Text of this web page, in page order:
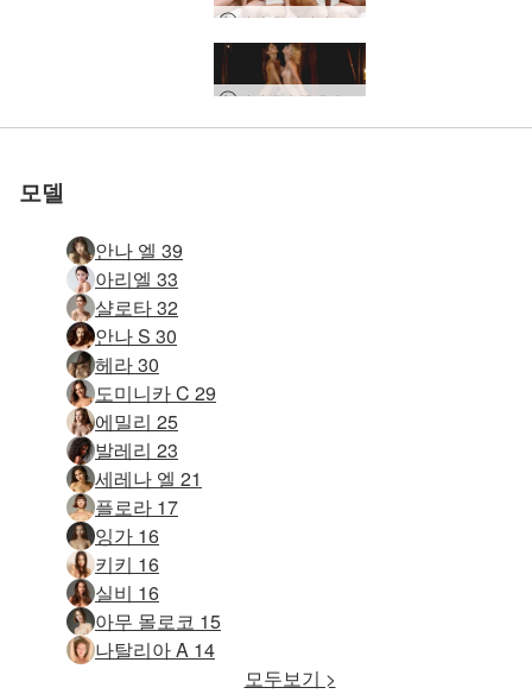
아리엘, 마리카, 멜레나 마리아 알몸 트로피컬 트리오
아리엘과 멜레나 마리아 하렘
A Day In The Life of Anna L, 리비우, 우크라이나클로이와 히로미 마사지와 자위
Ariel Marika Melena Mira 4 누드 비치 님프
세계 1위 에로틱 사이트
로 평가됨
우리와 함께하세
요
끝없는 오르가즘 마사지
플로라와 자이카 트로피컬 로맨스
Candice Engelie Kiki Valerie 4 인어
Candice Engelie Kiki Valerie 벌거벗은 당구
기분 좋은 인어Dariia M의 하루, 키예프, 우크라이나
세계 1위 에로틱 사이트
로 평가됨
우리와 함께하세
요
발리 폭포에서 알몸으로 클로버와 푸트리
클로버와 나탈리아 발리의 누드 요가
클로이 플라워 바스
클로에 호텔 바스
Annalina 느린 유혹
A Day In The Life of Lauren, 키예프, 우크라이나
사랑의 손 마사지클로이 섹시 스튜디오 세션
클로이와 히로미 해변에서의 하루
Kateryna 자기 자극
세계 1위 에로틱 사이트
로 평가됨
우리와 함께하세
요
클로이와 히로미 입욕 미녀
캔디스 카프리스 발레리 삼인조
관능적 인 여성 마사지
소녀 소녀 바디 바디 마사지A Day In The Life of Milla, 키예프, 우크라이나에미와 나탈리아 휴가 중인 여자친구
세계 1위 에로틱 사이트
로 평가됨
우리와 함께하세
요
레즈비언 탄트라 마사지
안나 엘 웻 슛미라 누드 해변 사진 촬영자이카 호텔 타이 마사지 스파이 캠
테티의 하루, 오데사, 우크라이나
한나 알몸 요가
세계 1위 에로틱 사이트
로 평가됨
우리와 함께하세
요
루비 도미니카 여신
모델
안나 엘 39
아리엘 33
샬로타 32
안나 S 30
헤라 30
도미니카 C 29
에밀리 25
발레리 23
세레나 엘 21
플로라 17
잉가 16
키키 16
실비 16
아무 몰로코 15
나탈리아 A 14
모두보기 >